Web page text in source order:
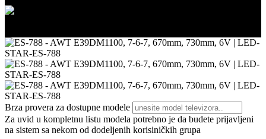
Brza provera za dostupne modele
Za uvid u kompletnu listu modela potrebno je da budete prijavljeni
na sistem sa nekom od dodeljenih korisiničkih grupa